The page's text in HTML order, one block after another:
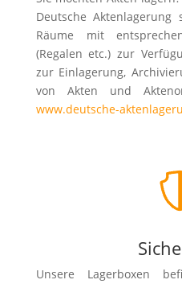
Deutsche
Räume mit
(Regalen etc.) zur
zur Einlagerung,
von Akten und
www.deutsche-
Unsere Lagerboxen